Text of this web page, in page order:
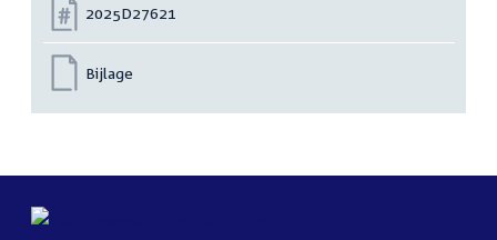
Nummer:
2025D27621
Bijlage